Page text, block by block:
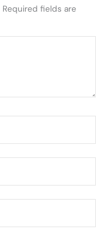
Required fields are